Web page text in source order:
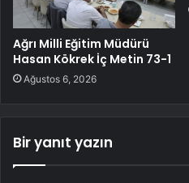
Ağrı Milli Eğitim Müdürü
Hasan Kökrek İç Metin 73-1
Ağustos 6, 2026
Bir yanıt yazın